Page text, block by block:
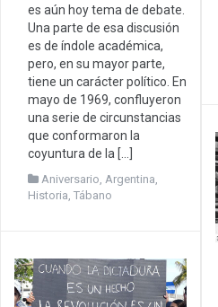
es aún hoy tema de debate.
Una parte de esa discusión
es de índole académica,
pero, en su mayor parte,
tiene un carácter político. En
mayo de 1969, confluyeron
una serie de circunstancias
que conformaron la
coyuntura de la […]
Aniversario, Argentina,
Historia, Tábano